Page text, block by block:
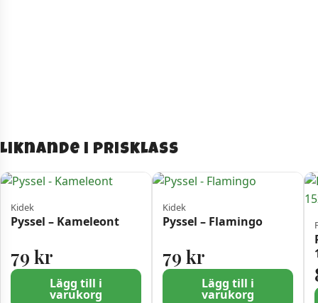
Liknande i prisklass
Kidek
Pyssel – Kameleont
79 kr
Lägg till i
varukorg
Kidek
Pyssel – Flamingo
79 kr
Lägg till i
varukorg